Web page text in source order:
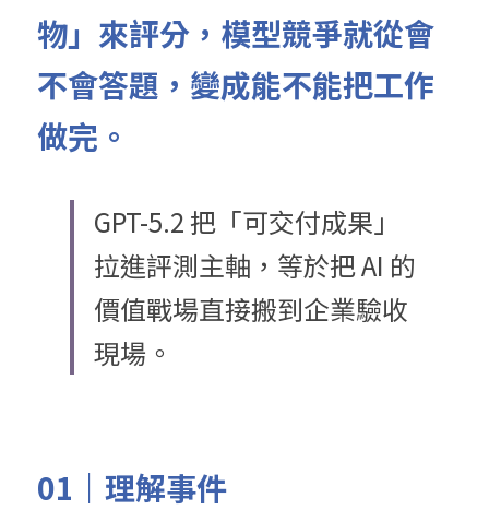
物」來評分，模型競爭就從會
不會答題，變成能不能把工作
做完。
GPT-5.2 把「可交付成果」
拉進評測主軸，等於把 AI 的
價值戰場直接搬到企業驗收
現場。
01｜理解事件